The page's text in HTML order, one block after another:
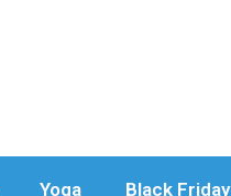
Yoga Black Friday